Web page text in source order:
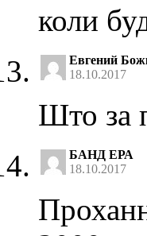
коли
Евгений
18.10.2017
Што за
БАНД ЕРА
18.10.2017